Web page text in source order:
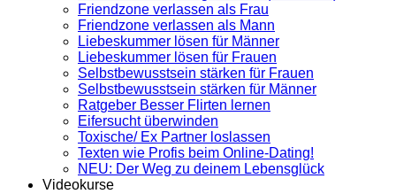
Friendzone verlassen als Frau
Friendzone verlassen als Mann
Liebeskummer lösen für Männer
Liebeskummer lösen für Frauen
Selbstbewusstsein stärken für Frauen
Selbstbewusstsein stärken für Männer
Ratgeber Besser Flirten lernen
Eifersucht überwinden
Toxische/ Ex Partner loslassen
Texten wie Profis beim Online-Dating!
NEU: Der Weg zu deinem Lebensglück
Videokurse